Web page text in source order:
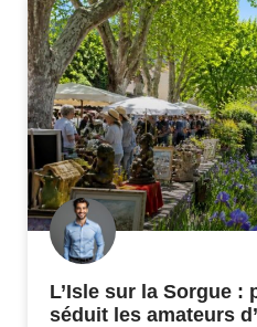
L’Isle sur la Sorgue
séduit les amateurs